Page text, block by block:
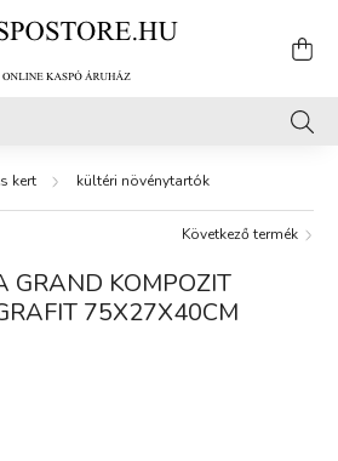
kert kültéri növénytartók
Következő termék
GRAND KOMPOZIT
75X27X40CM